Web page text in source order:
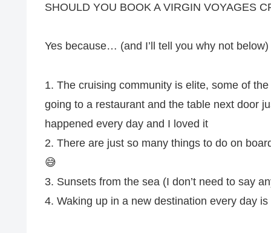
SHOULD YOU BOOK A VIRGIN VOYAGES
Yes because… (and I’ll tell you why not below)
1. The cruising community is elite, some of
going to a restaurant and the table next door
happened every day and I loved it
2. There are just so many things to do on
😅
3. Sunsets from the sea (I don’t need to say
4. Waking up in a new destination every day